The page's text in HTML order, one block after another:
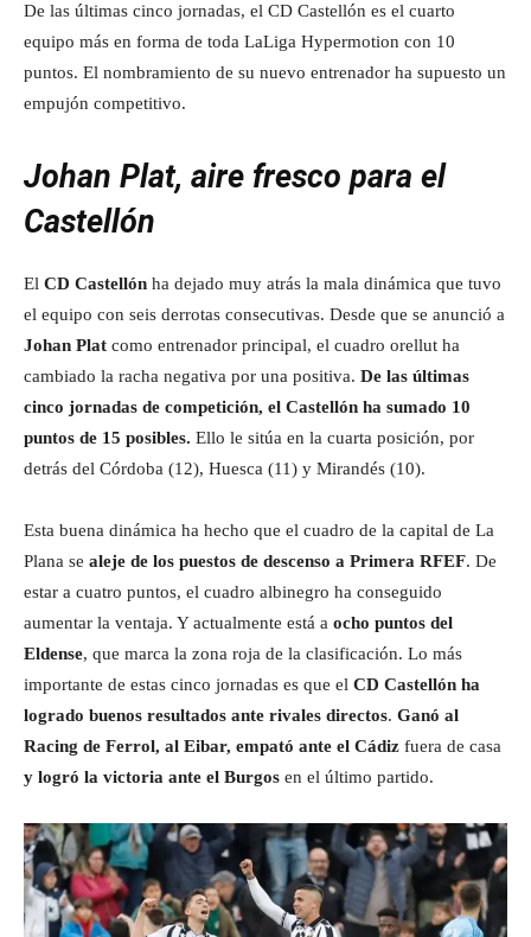
De las últimas cinco jornadas, el CD Castellón es el cuarto
equipo más en forma de toda LaLiga Hypermotion con 10
puntos. El nombramiento de su nuevo entrenador ha supuesto un
empujón competitivo.
Johan Plat, aire fresco para el
Castellón
El CD Castellón ha dejado muy atrás la mala dinámica que tuvo
el equipo con seis derrotas consecutivas. Desde que se anunció a
Johan Plat como entrenador principal, el cuadro orellut ha
cambiado la racha negativa por una positiva. De las últimas
cinco jornadas de competición, el Castellón ha sumado 10
puntos de 15 posibles. Ello le sitúa en la cuarta posición, por
detrás del Córdoba (12), Huesca (11) y Mirandés (10).
Esta buena dinámica ha hecho que el cuadro de la capital de La
Plana se aleje de los puestos de descenso a Primera RFEF. De
estar a cuatro puntos, el cuadro albinegro ha conseguido
aumentar la ventaja. Y actualmente está a ocho puntos del
Eldense, que marca la zona roja de la clasificación. Lo más
importante de estas cinco jornadas es que el CD Castellón ha
logrado buenos resultados ante rivales directos. Ganó al
Racing de Ferrol, al Eibar, empató ante el Cádiz fuera de casa
y logró la victoria ante el Burgos en el último partido.